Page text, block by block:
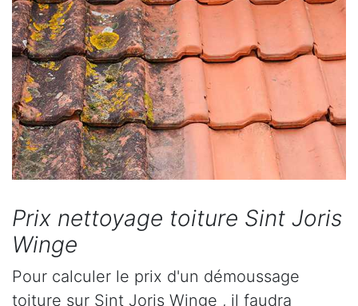
Prix nettoyage toiture Sint Joris
Winge
Pour calculer le prix d'un démoussage
toiture sur Sint Joris Winge , il faudra